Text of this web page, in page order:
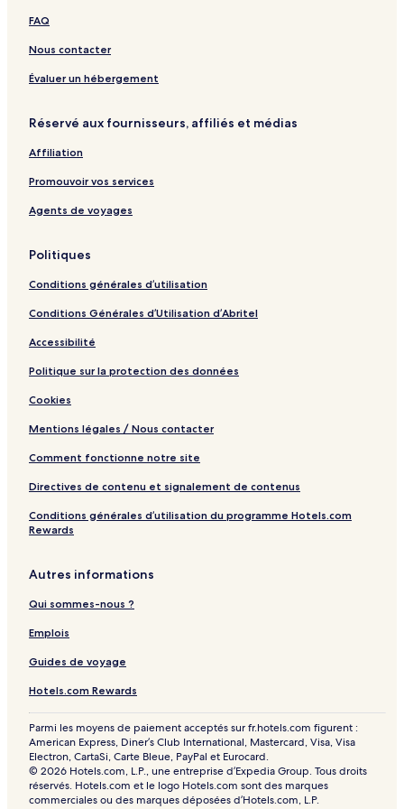
e
l
O
s
a
a
n
n
i
h
a
a
U
m
d
k
T
o
w
e
a
c
h
b
y
I
G
FAQ
Nous contacter
Évaluer un hébergement
Réservé aux fournisseurs, affiliés et médias
Affiliation
Promouvoir vos services
Agents de voyages
Politiques
Conditions générales d’utilisation
Conditions Générales d’Utilisation d’Abritel
Accessibilité
Politique sur la protection des données
Cookies
Mentions légales / Nous contacter
Comment fonctionne notre site
Directives de contenu et signalement de contenus
Conditions générales d’utilisation du programme Hotels.com
Rewards
Autres informations
Qui sommes-nous ?
Emplois
Guides de voyage
Hotels.com Rewards
Parmi les moyens de paiement acceptés sur fr.hotels.com figurent :
American Express, Diner’s Club International, Mastercard, Visa, Visa
Electron, CartaSi, Carte Bleue, PayPal et Eurocard.
© 2026 Hotels.com, L.P., une entreprise d’Expedia Group. Tous droits
réservés. Hotels.com et le logo Hotels.com sont des marques
commerciales ou des marques déposées d’Hotels.com, L.P.